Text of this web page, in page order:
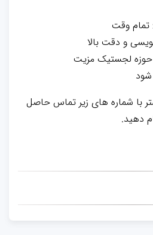
تمام وقت
و دقت بالا
حوزه لجستیک مزیت
با شماره های زیر تماس حاصل
دهید.